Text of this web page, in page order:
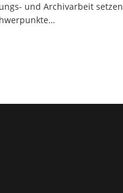
und Archivarbeit setzen